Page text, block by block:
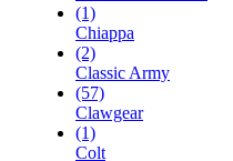
(1)
Chiappa
(2)
Classic Army
(57)
Clawgear
(1)
Colt